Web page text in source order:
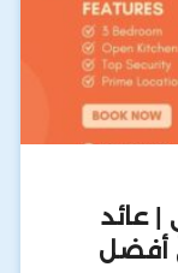
| عائد
في أفضل